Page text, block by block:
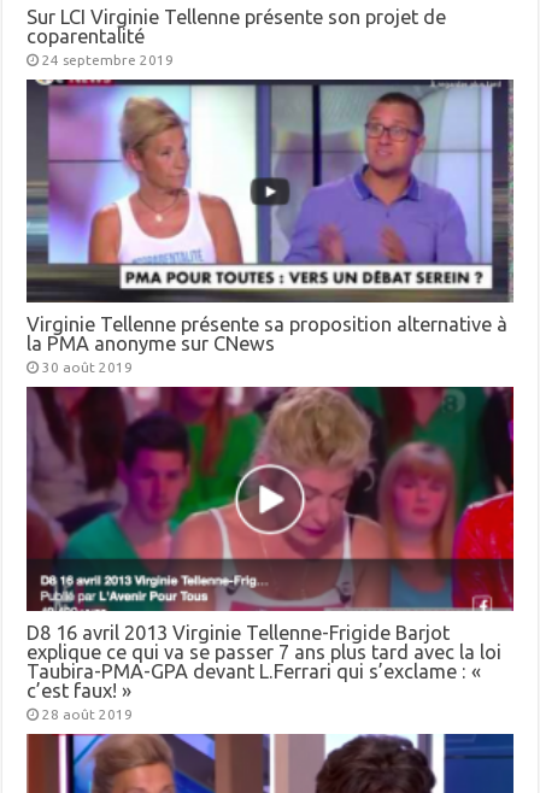
Sur LCI Virginie Tellenne présente son projet de
coparentalité
24 septembre 2019
Virginie Tellenne présente sa proposition alternative à
la PMA anonyme sur CNews
30 août 2019
D8 16 avril 2013 Virginie Tellenne-Frigide Barjot
explique ce qui va se passer 7 ans plus tard avec la loi
Taubira-PMA-GPA devant L.Ferrari qui s’exclame : «
c’est faux! »
28 août 2019